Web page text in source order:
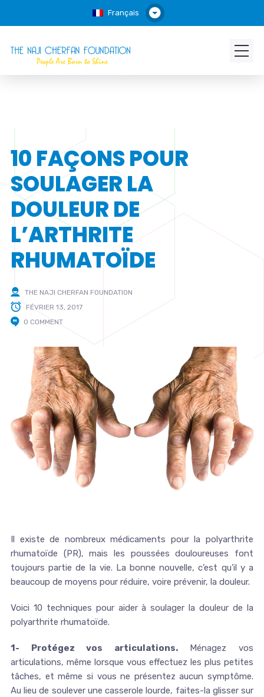
Français
10 FAÇONS POUR
SOULAGER LA
DOULEUR DE
L’ARTHRITE
RHUMATOÏDE
THE NAJI CHERFAN FOUNDATION
FÉVRIER 13, 2017
0 COMMENT
Il existe de nombreux médicaments pour la polyarthrite
rhumatoïde (PR), mais les poussées douloureuses font
toujours partie de la vie. La bonne nouvelle, c’est qu’il y a
beaucoup de moyens pour réduire, voire prévenir, la douleur.
Voici 10 techniques pour aider à soulager la douleur de la
polyarthrite rhumatoïde.
1- Protégez vos articulations.Ménagez vos
articulations, même lorsque vous effectuez les plus petites
tâches, et même si vous ne présentez aucun symptôme.
Au lieu de soulever une casserole lourde, faites-la glisser sur